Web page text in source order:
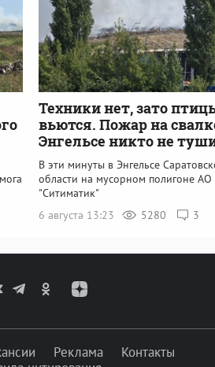
Техники нет, зато
вьются. Пожар на
Энгельсе никто не
В эти минуты в Энгельсе
области на мусорном полигоне АО
"Ситиматик"
6 августа 13:23
5280 3
Реклама
Контакты